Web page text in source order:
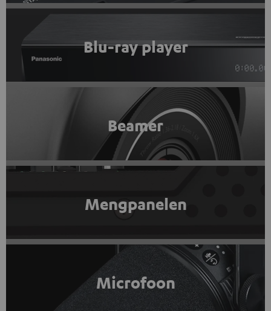
Blu-ray player
Beamer
Mengpanelen
Microfoon